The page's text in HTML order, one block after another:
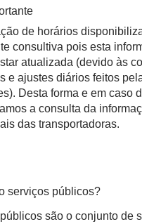
de horários
consultiva pois esta
atualizada (devido às
e ajustes diários feitos
Desta forma e em caso
a consulta da
das transportadoras.
serviços públicos?
são o conjunto de